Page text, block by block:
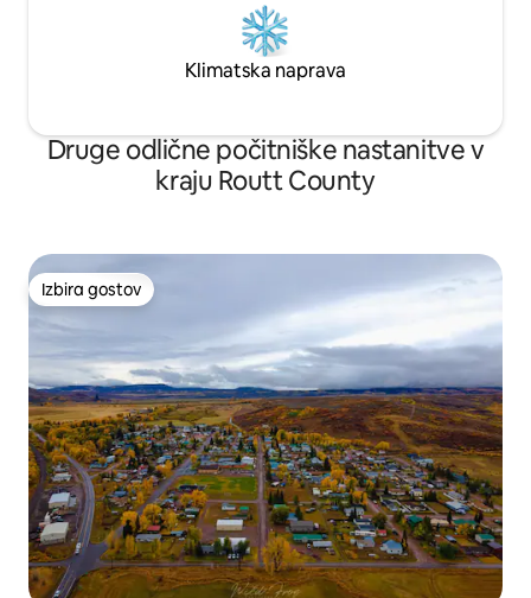
Klimatska naprava
Druge odlične počitniške nastanitve v
kraju Routt County
Izbira gostov
Izbira gostov